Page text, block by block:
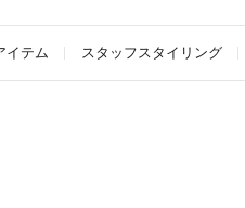
イテム スタッフスタイリング